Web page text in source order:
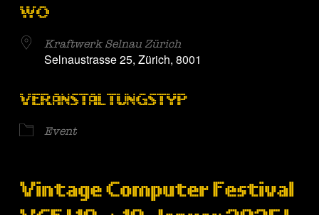
WO
Kraftwerk Selnau Zürich
Selnaustrasse 25, Zürich, 8001
VERANSTALTUNGSTYP
Event
Vintage Computer Festival